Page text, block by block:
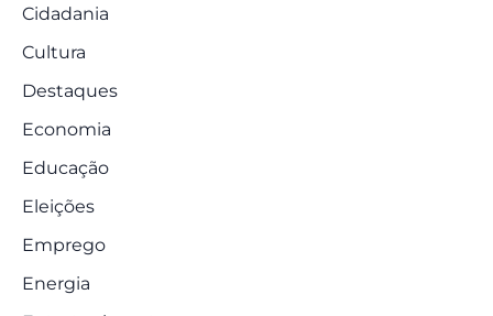
Cidadania
Cultura
Destaques
Economia
Educação
Eleições
Emprego
Energia